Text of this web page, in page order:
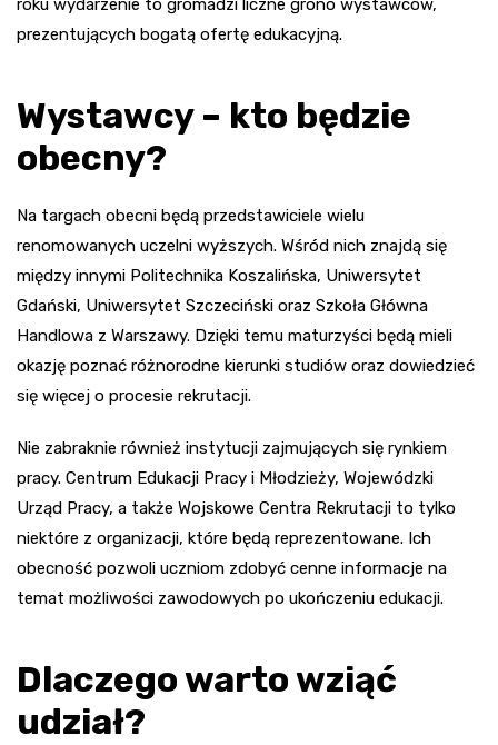
roku wydarzenie to gromadzi liczne grono wystawców,
prezentujących bogatą ofertę edukacyjną.
Wystawcy – kto będzie
obecny?
Na targach obecni będą przedstawiciele wielu
renomowanych uczelni wyższych. Wśród nich znajdą się
między innymi Politechnika Koszalińska, Uniwersytet
Gdański, Uniwersytet Szczeciński oraz Szkoła Główna
Handlowa z Warszawy. Dzięki temu maturzyści będą mieli
okazję poznać różnorodne kierunki studiów oraz dowiedzieć
się więcej o procesie rekrutacji.
Nie zabraknie również instytucji zajmujących się rynkiem
pracy. Centrum Edukacji Pracy i Młodzieży, Wojewódzki
Urząd Pracy, a także Wojskowe Centra Rekrutacji to tylko
niektóre z organizacji, które będą reprezentowane. Ich
obecność pozwoli uczniom zdobyć cenne informacje na
temat możliwości zawodowych po ukończeniu edukacji.
Dlaczego warto wziąć
udział?